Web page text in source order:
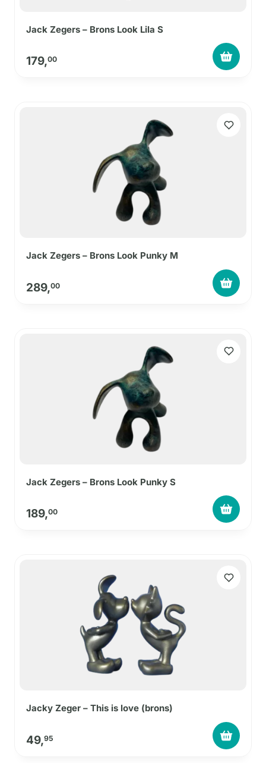
Jack Zegers – Brons Look Lila S
179,00
Jack Zegers – Brons Look Punky M
289,00
Jack Zegers – Brons Look Punky S
189,00
Jacky Zeger – This is love (brons)
49,95